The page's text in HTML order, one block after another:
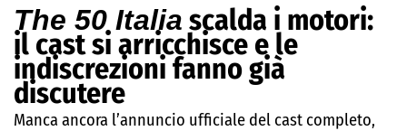
The 50 Italia scalda i motori:
il cast si arricchisce e le
indiscrezioni fanno già
discutere
Manca ancora l’annuncio ufficiale del cast completo,